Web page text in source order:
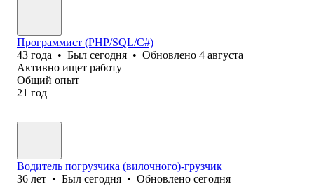
Программист (PHP/SQL/C#)
43 года • Был сегодня • Обновлено 4 августа
Активно ищет работу
Общий опыт
21 год
Водитель погрузчика (вилочного)-грузчик
36 лет • Был сегодня • Обновлено сегодня